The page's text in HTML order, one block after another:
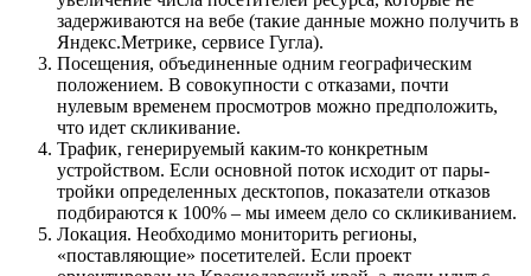
задерживаются на вебе (такие данные можно получить в
Яндекс.Метрике, сервисе Гугла).
Посещения, объединенные одним географическим
положением. В совокупности с отказами, почти
нулевым временем просмотров можно предположить,
что идет скликивание.
Трафик, генерируемый каким-то конкретным
устройством. Если основной поток исходит от пары-
тройки определенных десктопов, показатели отказов
подбираются к 100% – мы имеем дело со скликиванием.
Локация. Необходимо мониторить регионы,
«поставляющие» посетителей. Если проект